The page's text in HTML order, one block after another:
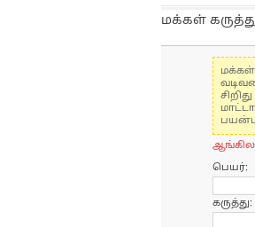
மக்கள்
மக்கள்
பெயர்:
கருத்து: